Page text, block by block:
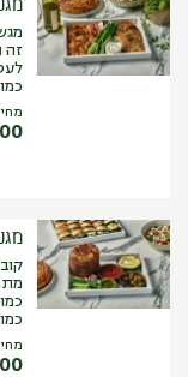
זה
כמות: 1.5
מחיר
כמות:
מחיר